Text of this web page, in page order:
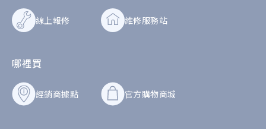
線上報修 維修服務站
哪裡買
經銷商據點 官方購物商城